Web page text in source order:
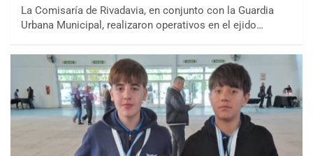
La Comisaría de Rivadavia, en conjunto con la Guardia
Urbana Municipal, realizaron operativos en el ejido…